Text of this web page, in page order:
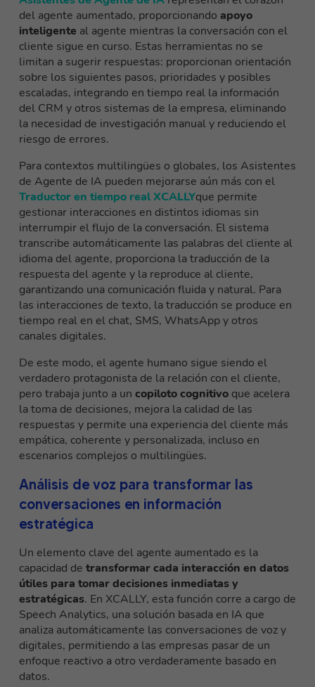
del agente aumentado, proporcionando apoyo
inteligente al agente mientras la conversación con el
cliente sigue en curso. Estas herramientas no se
limitan a sugerir respuestas: proporcionan orientación
sobre los siguientes pasos, prioridades y posibles
escaladas, integrando en tiempo real la información
del CRM y otros sistemas de la empresa, eliminando
la necesidad de investigación manual y reduciendo el
riesgo de errores.
Para contextos multilingües o globales, los Asistentes
de Agente de IA pueden mejorarse aún más con el
Traductor en tiempo real XCALLYque permite
gestionar interacciones en distintos idiomas sin
interrumpir el flujo de la conversación. El sistema
transcribe automáticamente las palabras del cliente al
idioma del agente, proporciona la traducción de la
respuesta del agente y la reproduce al cliente,
garantizando una comunicación fluida y natural. Para
las interacciones de texto, la traducción se produce en
tiempo real en el chat, SMS, WhatsApp y otros
canales digitales.
De este modo, el agente humano sigue siendo el
verdadero protagonista de la relación con el cliente,
pero trabaja junto a un copiloto cognitivo que acelera
la toma de decisiones, mejora la calidad de las
respuestas y permite una experiencia del cliente más
empática, coherente y personalizada, incluso en
escenarios complejos o multilingües.
Análisis de voz para transformar las
conversaciones en información
estratégica
Un elemento clave del agente aumentado es la
capacidad de transformar cada interacción en datos
útiles para tomar decisiones inmediatas y
estratégicas. En XCALLY, esta función corre a cargo de
Speech Analytics, una solución basada en IA que
analiza automáticamente las conversaciones de voz y
digitales, permitiendo a las empresas pasar de un
enfoque reactivo a otro verdaderamente basado en
datos.